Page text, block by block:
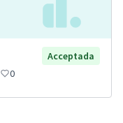
Acceptada
0